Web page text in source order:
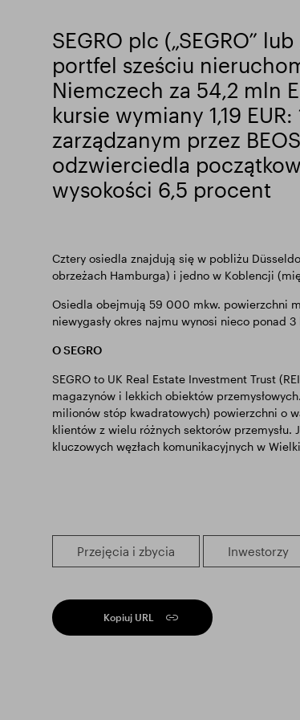
SEGRO plc („SEGRO” lub
portfel sześciu
Niemczech za 54,2 mln
kursie wymiany 1,19
zarządzanym przez
odzwierciedla
wysokości 6,5 procent
Cztery osiedla znajdują się w pobliżu
obrzeżach Hamburga) i jedno w Koblencji
Osiedla obejmują 59 000 mkw. powierzchni
niewygasły okres najmu wynosi nieco ponad 3
O SEGRO
SEGRO to UK Real Estate Investment Trust
magazynów i lekkich obiektów
milionów stóp kwadratowych) powierzchni o
klientów z wielu różnych sektorów
kluczowych węzłach komunikacyjnych w
Przejęcia i zbycia Inwestorzy
Kopiuj URL